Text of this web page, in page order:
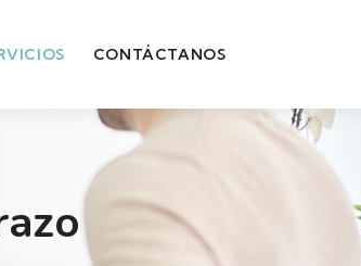
CONTÁCTANOS